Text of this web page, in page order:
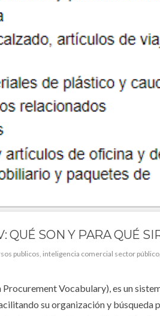
QUÉ SON Y PARA QUÉ
publicos inteligencia comercial sector público
Vocabulary), es un
su organización y búsqueda